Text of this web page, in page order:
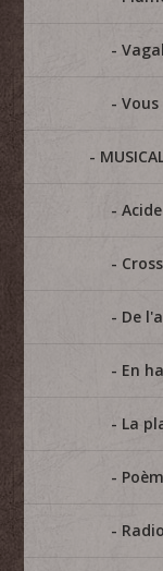
De
En
La